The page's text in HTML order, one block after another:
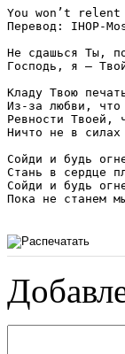
You won’t relent
Перевод: IHOP-
Не сдашься Ты,
Господь, я –
Кладу Твою
Из-за любви, что
Ревности Твоей,
Ничто не в
Сойди и будь
Стань в сердце
Сойди и будь
Пока не станем